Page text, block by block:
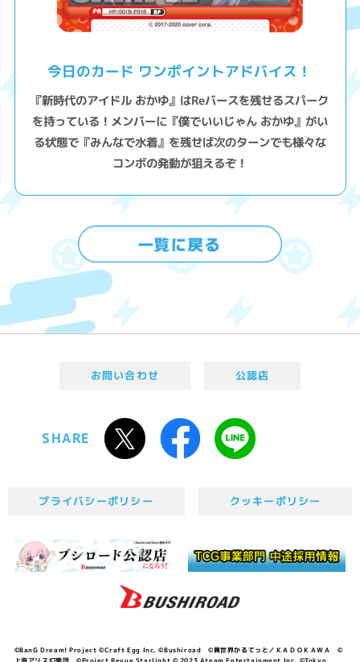
今日のカード ワンポイントアドバイス！
『新時代のアイドル おかゆ』はReバースを残せるスパーク
を持っている！メンバーに『僕でいいじゃん おかゆ』がい
る状態で『みんなで水着』を残せば次のターンでも様々な
コンボの発動が狙えるぞ！
お問い合わせ 公認店
SHARE
プライバシーポリシー クッキーポリシー
©BanG Dream! Project ©Craft Egg Inc. ©Bushiroad ©異世界かるてっと／ＫＡＤＯＫＡＷＡ ©